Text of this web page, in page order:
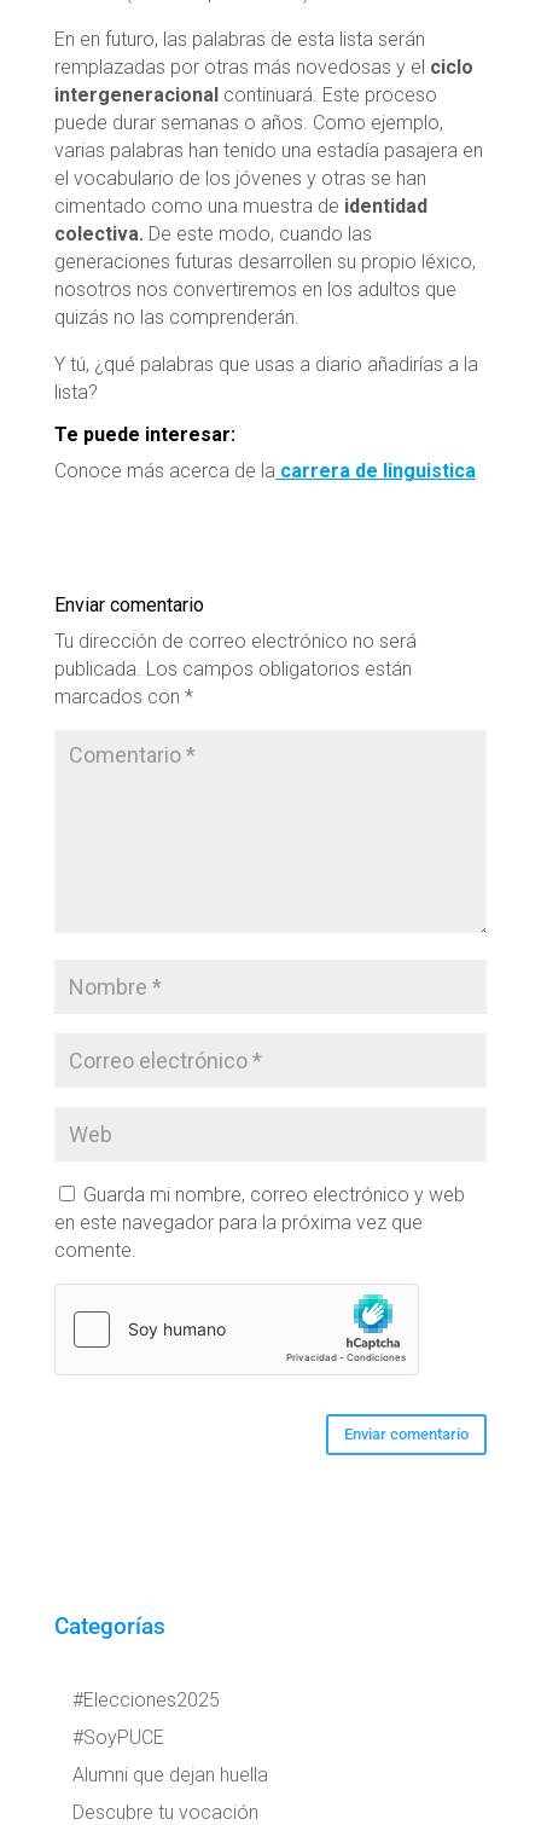
En en futuro, las palabras de esta lista serán
remplazadas por otras más novedosas y el ciclo
intergeneracional continuará. Este proceso
puede durar semanas o años. Como ejemplo,
varias palabras han tenido una estadía pasajera en
el vocabulario de los jóvenes y otras se han
cimentado como una muestra de identidad
colectiva. De este modo, cuando las
generaciones futuras desarrollen su propio léxico,
nosotros nos convertiremos en los adultos que
quizás no las comprenderán.
Y tú, ¿qué palabras que usas a diario añadirías a la
lista?
Te puede interesar:
Conoce más acerca de la carrera de linguistica
Enviar comentario
Tu dirección de correo electrónico no será
publicada. Los campos obligatorios están
marcados con *
Guarda mi nombre, correo electrónico y web
en este navegador para la próxima vez que
comente.
Categorías
#Elecciones2025
#SoyPUCE
Alumni que dejan huella
Descubre tu vocación